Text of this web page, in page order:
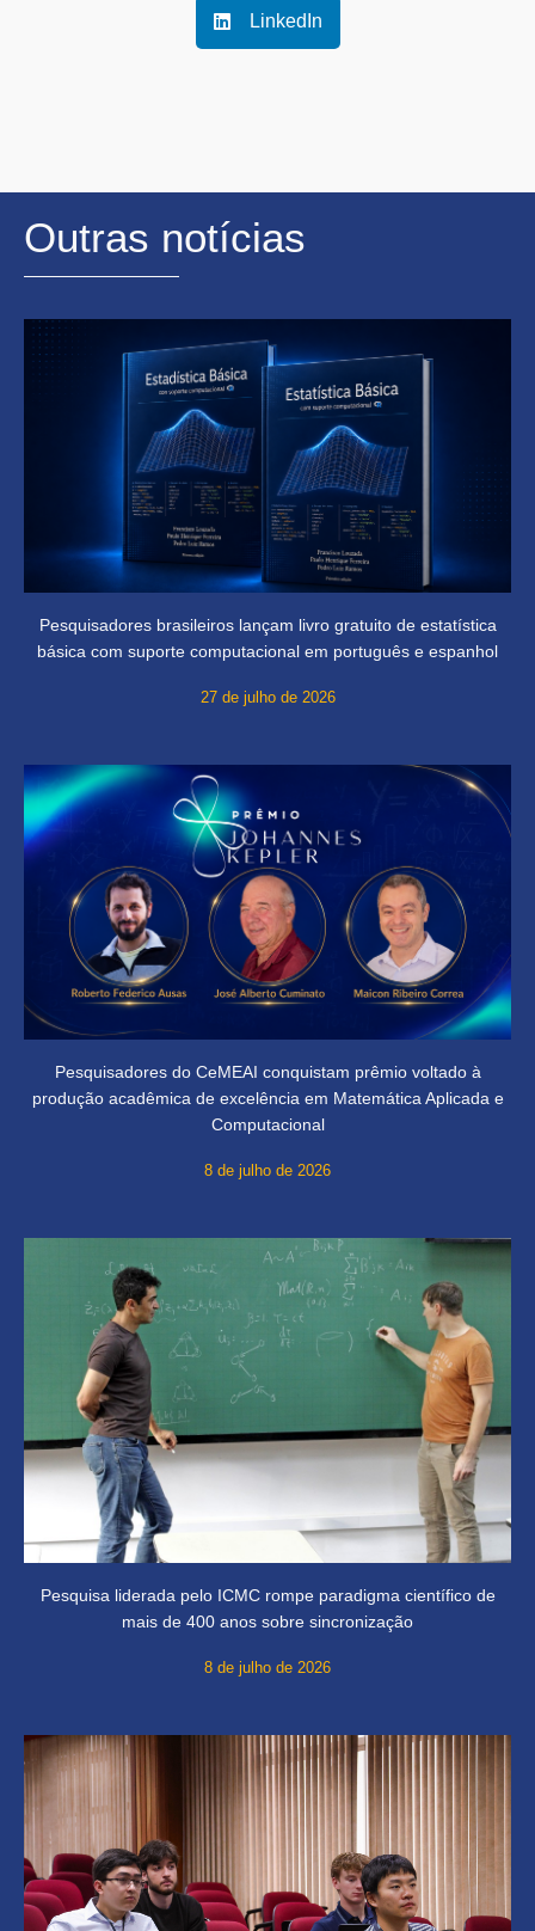
LinkedIn
Outras notícias
Pesquisadores brasileiros lançam livro gratuito de estatística
básica com suporte computacional em português e espanhol
27 de julho de 2026
Pesquisadores do CeMEAI conquistam prêmio voltado à
produção acadêmica de excelência em Matemática Aplicada e
Computacional
8 de julho de 2026
Pesquisa liderada pelo ICMC rompe paradigma científico de
mais de 400 anos sobre sincronização
8 de julho de 2026